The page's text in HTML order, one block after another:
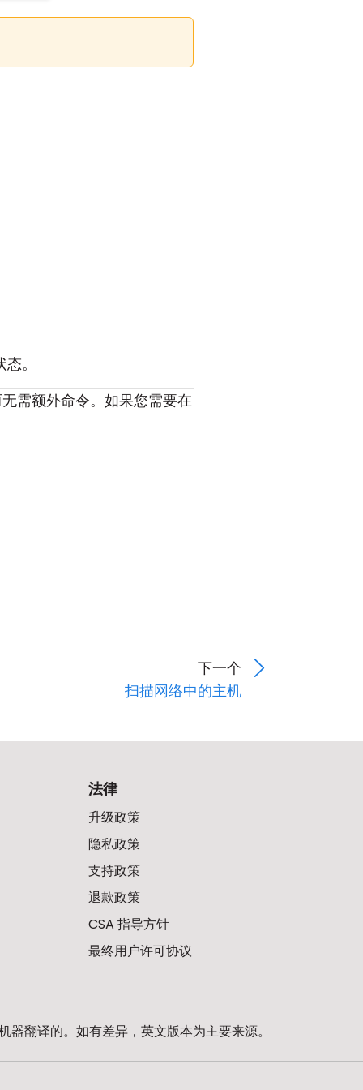
。
需额外命令。如果您需要在
下一个
扫描网络中的主机
法律
升级政策
隐私政策
支持政策
退款政策
CSA 指导方针
最终用户许可协议
器翻译的。如有差异，英文版本为主要来源。